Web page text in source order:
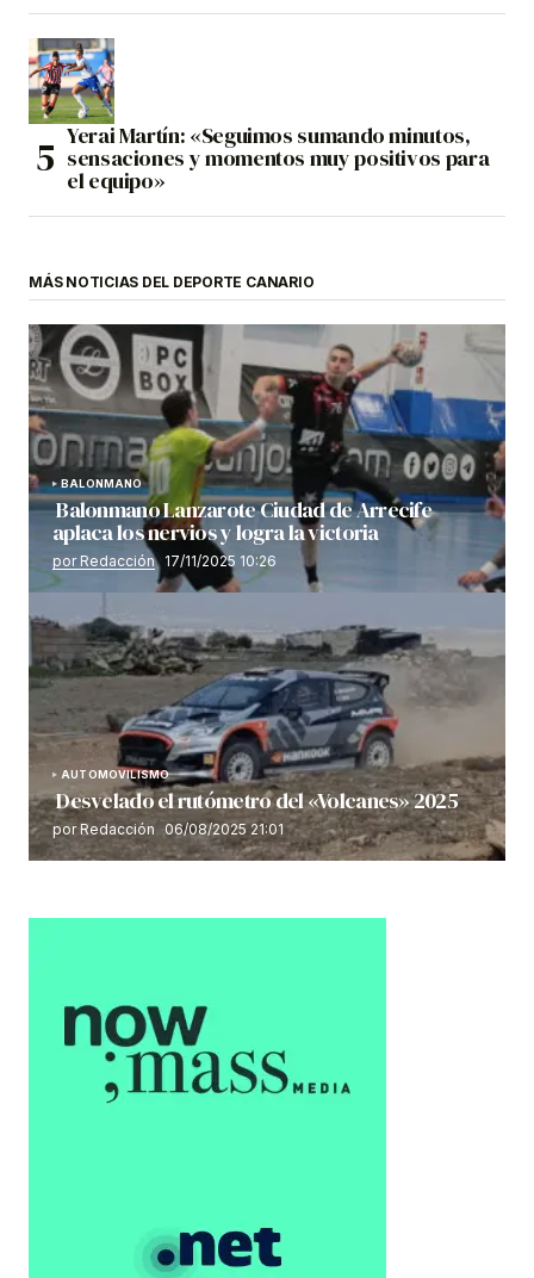
Yerai Martín: «Seguimos sumando minutos,
sensaciones y momentos muy positivos para
el equipo»
MÁS NOTICIAS DEL DEPORTE CANARIO
BALONMANO
Balonmano Lanzarote Ciudad de Arrecife
aplaca los nervios y logra la victoria
por Redacción 17/11/2025 10:26
AUTOMOVILISMO
Desvelado el rutómetro del «Volcanes» 2025
por Redacción 06/08/2025 21:01